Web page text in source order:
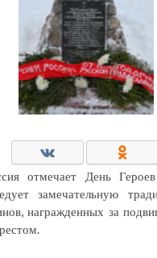
отмечает День
замечательную
награжденных за